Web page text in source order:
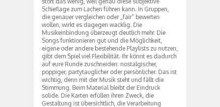
Schieflage zum Lachen führen kann. In Gruppen,
die genauer vergleichen oder „fair“ bewerten
wollen, wirkt es dagegen wacklig. Die
Musikeinbindung überzeugt deutlich mehr. Die
Songs funktionieren gut und die Möglichkeit,
eigene oder andere bestehende Playlists zu nutzen,
gibt dem Spiel viel Flexibilität. Ihr könnt es dadurch
auf eure Runde zuschneiden: nostalgischer,
poppiger, partytauglicher oder persönlicher. Das ist
wichtig, denn mit der Musik steht und fällt die
Stimmung. Beim Material bleibt der Eindruck
solide. Die Karten erfüllen ihren Zweck, die
Gestaltung ist übersichtlich, die Verarbeitung